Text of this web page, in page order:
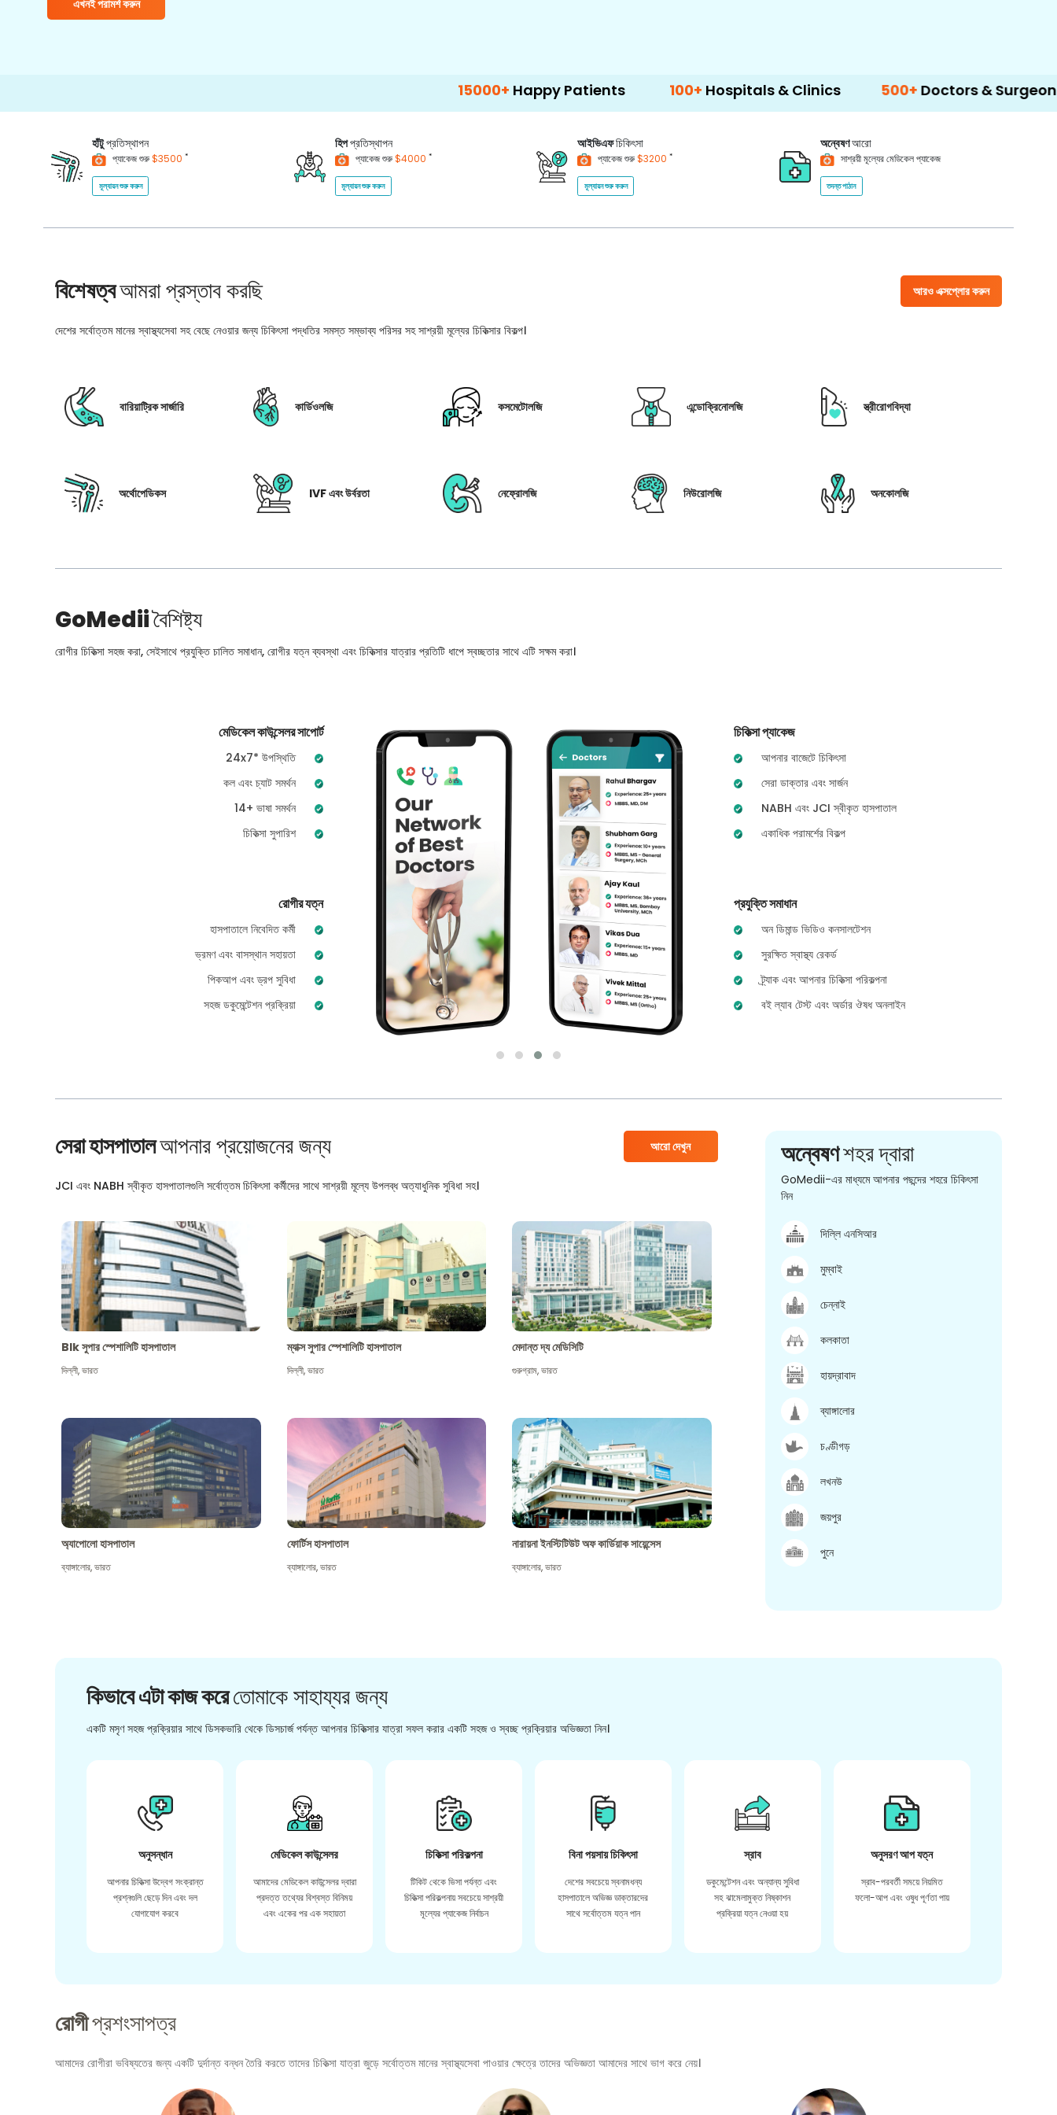
এখনই পরামর্শ করুন
Happy Patients 100+ Hospitals & Clinics 500+ Doctors & Surgeons 14+
হাঁটুপ্রতিস্থাপন
প্যাকেজ শুরু$3500 *
মূল্যায়ন শুরু করুন
হিপপ্রতিস্থাপন
প্যাকেজ শুরু$4000 *
মূল্যায়ন শুরু করুন
আইভিএফচিকিৎসা
প্যাকেজ শুরু$3200 *
মূল্যায়ন শুরু করুন
অন্বেষণআরো
সাশ্রয়ী মূল্যের মেডিকেল প্যাকেজ
তদন্ত পাঠান
বিশেষত্বআমরা প্রস্তাব করছি আরও এক্সপ্লোর করুন
দেশের সর্বোত্তম মানের স্বাস্থ্যসেবা সহ বেছে নেওয়ার জন্য চিকিৎসা পদ্ধতির সমস্ত সম্ভাব্য পরিসর সহ সাশ্রয়ী মূল্যের চিকিত্সার বিকল্প।
বারিয়াট্রিক সার্জারি কার্ডিওলজি কসমেটোলজি এন্ডোক্রিনোলজি স্ত্রীরোগবিদ্যা
অর্থোপেডিকস IVF এবং উর্বরতা নেফ্রোলজি নিউরোলজি অনকোলজি
GoMediiবৈশিষ্ট্য
রোগীর চিকিত্সা সহজ করা, সেইসাথে প্রযুক্তি চালিত সমাধান, রোগীর যত্ন ব্যবস্থা এবং চিকিত্সার যাত্রার প্রতিটি ধাপে স্বচ্ছতার সাথে এটি সক্ষম করা।
মেডিকেল কাউন্সেলর সাপোর্ট
24x7* উপস্থিতি
কল এবং চ্যাট সমর্থন
14+ ভাষা সমর্থন
চিকিত্সা সুপারিশ
রোগীর যত্ন
হাসপাতালে নিবেদিত কর্মী
ভ্রমণ এবং বাসস্থান সহায়তা
পিকআপ এবং ড্রপ সুবিধা
সহজ ডকুমেন্টেশন প্রক্রিয়া
চিকিত্সা প্যাকেজ
আপনার বাজেটে চিকিৎসা
সেরা ডাক্তার এবং সার্জন
NABH এবং JCI স্বীকৃত হাসপাতাল
একাধিক পরামর্শের বিকল্প
প্রযুক্তি সমাধান
অন ডিমান্ড ভিডিও কনসালটেশন
সুরক্ষিত স্বাস্থ্য রেকর্ড
ট্র্যাক এবং আপনার চিকিত্সা পরিকল্পনা
বই ল্যাব টেস্ট এবং অর্ডার ঔষধ অনলাইন
সেরা হাসপাতালআপনার প্রয়োজনের জন্য আরো দেখুন
JCI এবং NABH স্বীকৃত হাসপাতালগুলি সর্বোত্তম চিকিৎসা কর্মীদের সাথে সাশ্রয়ী মূল্যে উপলব্ধ অত্যাধুনিক সুবিধা সহ।
Blk সুপার স্পেশালিটি হাসপাতাল
দিল্লী,ভারত
ম্যাক্স সুপার স্পেশালিটি হাসপাতাল
দিল্লী,ভারত
মেদান্ত দ্য মেডিসিটি
গুরুগ্রাম,ভারত
অ্যাপোলো হাসপাতাল
ব্যাঙ্গালোর,ভারত
ফোর্টিস হাসপাতাল
ব্যাঙ্গালোর,ভারত
নারায়না ইনস্টিটিউট অফ কার্ডিয়াক সায়েন্সেস
ব্যাঙ্গালোর,ভারত
অন্বেষণশহর দ্বারা
GoMedii-এর মাধ্যমে আপনার পছন্দের শহরে চিকিৎসা
নিন
দিল্লি এনসিআর
মুম্বাই
চেন্নাই
কলকাতা
হায়দ্রাবাদ
ব্যাঙ্গালোর
চণ্ডীগড়
লখনউ
জয়পুর
পুনে
কিভাবে এটা কাজ করেতোমাকে সাহায্যর জন্য
একটি মসৃণ সহজ প্রক্রিয়ার সাথে ডিসকভারি থেকে ডিসচার্জ পর্যন্ত আপনার চিকিত্সার যাত্রা সফল করার একটি সহজ ও স্বচ্ছ প্রক্রিয়ার অভিজ্ঞতা নিন।
অনুসন্ধান
আপনার চিকিত্সা উদ্বেগ সংক্রান্ত
প্রশ্নগুলি ছেড়ে দিন এবং দল
যোগাযোগ করবে
মেডিকেল কাউন্সেলর
আমাদের মেডিকেল কাউন্সেলর দ্বারা
প্রদত্ত তথ্যের বিশ্বস্ত বিনিময়
এবং একের পর এক সহায়তা
চিকিত্সা পরিকল্পনা
টিকিট থেকে ভিসা পর্যন্ত এবং
চিকিত্সা পরিকল্পনায় সবচেয়ে সাশ্রয়ী
মূল্যের প্যাকেজ নির্বাচন
বিনা পয়সায় চিকিৎসা
দেশের সবচেয়ে স্বনামধন্য
হাসপাতালে অভিজ্ঞ ডাক্তারদের
সাথে সর্বোত্তম যত্ন পান
স্রাব
ডকুমেন্টেশন এবং অন্যান্য সুবিধা
সহ ঝামেলামুক্ত নিষ্কাশন
প্রক্রিয়া যত্ন নেওয়া হয়
অনুসরণ আপ যত্ন
স্রাব-পরবর্তী সময়ে নিয়মিত
ফলো-আপ এবং ওষুধ পূর্ণতা পায়
রোগীপ্রশংসাপত্র
আমাদের রোগীরা ভবিষ্যতের জন্য একটি দুর্দান্ত বন্ধন তৈরি করতে তাদের চিকিত্সা যাত্রা জুড়ে সর্বোত্তম মানের স্বাস্থ্যসেবা পাওয়ার ক্ষেত্রে তাদের অভিজ্ঞতা আমাদের সাথে ভাগ করে নেয়।